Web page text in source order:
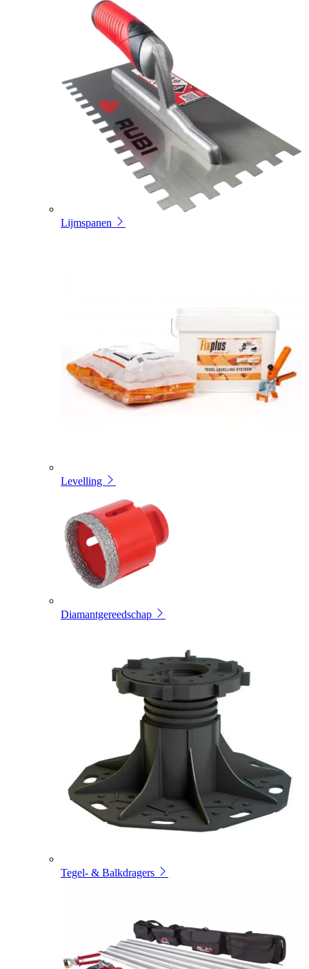
Lijmspanen
Levelling
Diamantgereedschap
Tegel- & Balkdragers